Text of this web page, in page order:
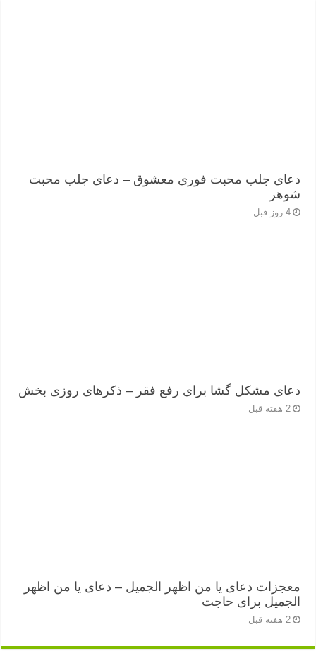
دعای جلب محبت فوری معشوق – دعای جلب محبت
شوهر
4 روز قبل
دعای مشکل گشا برای رفع فقر – ذکرهای روزی‌ بخش
2 هفته قبل
معجزات دعای یا من اظهر الجمیل – دعای یا من اظهر
الجمیل برای حاجت
2 هفته قبل